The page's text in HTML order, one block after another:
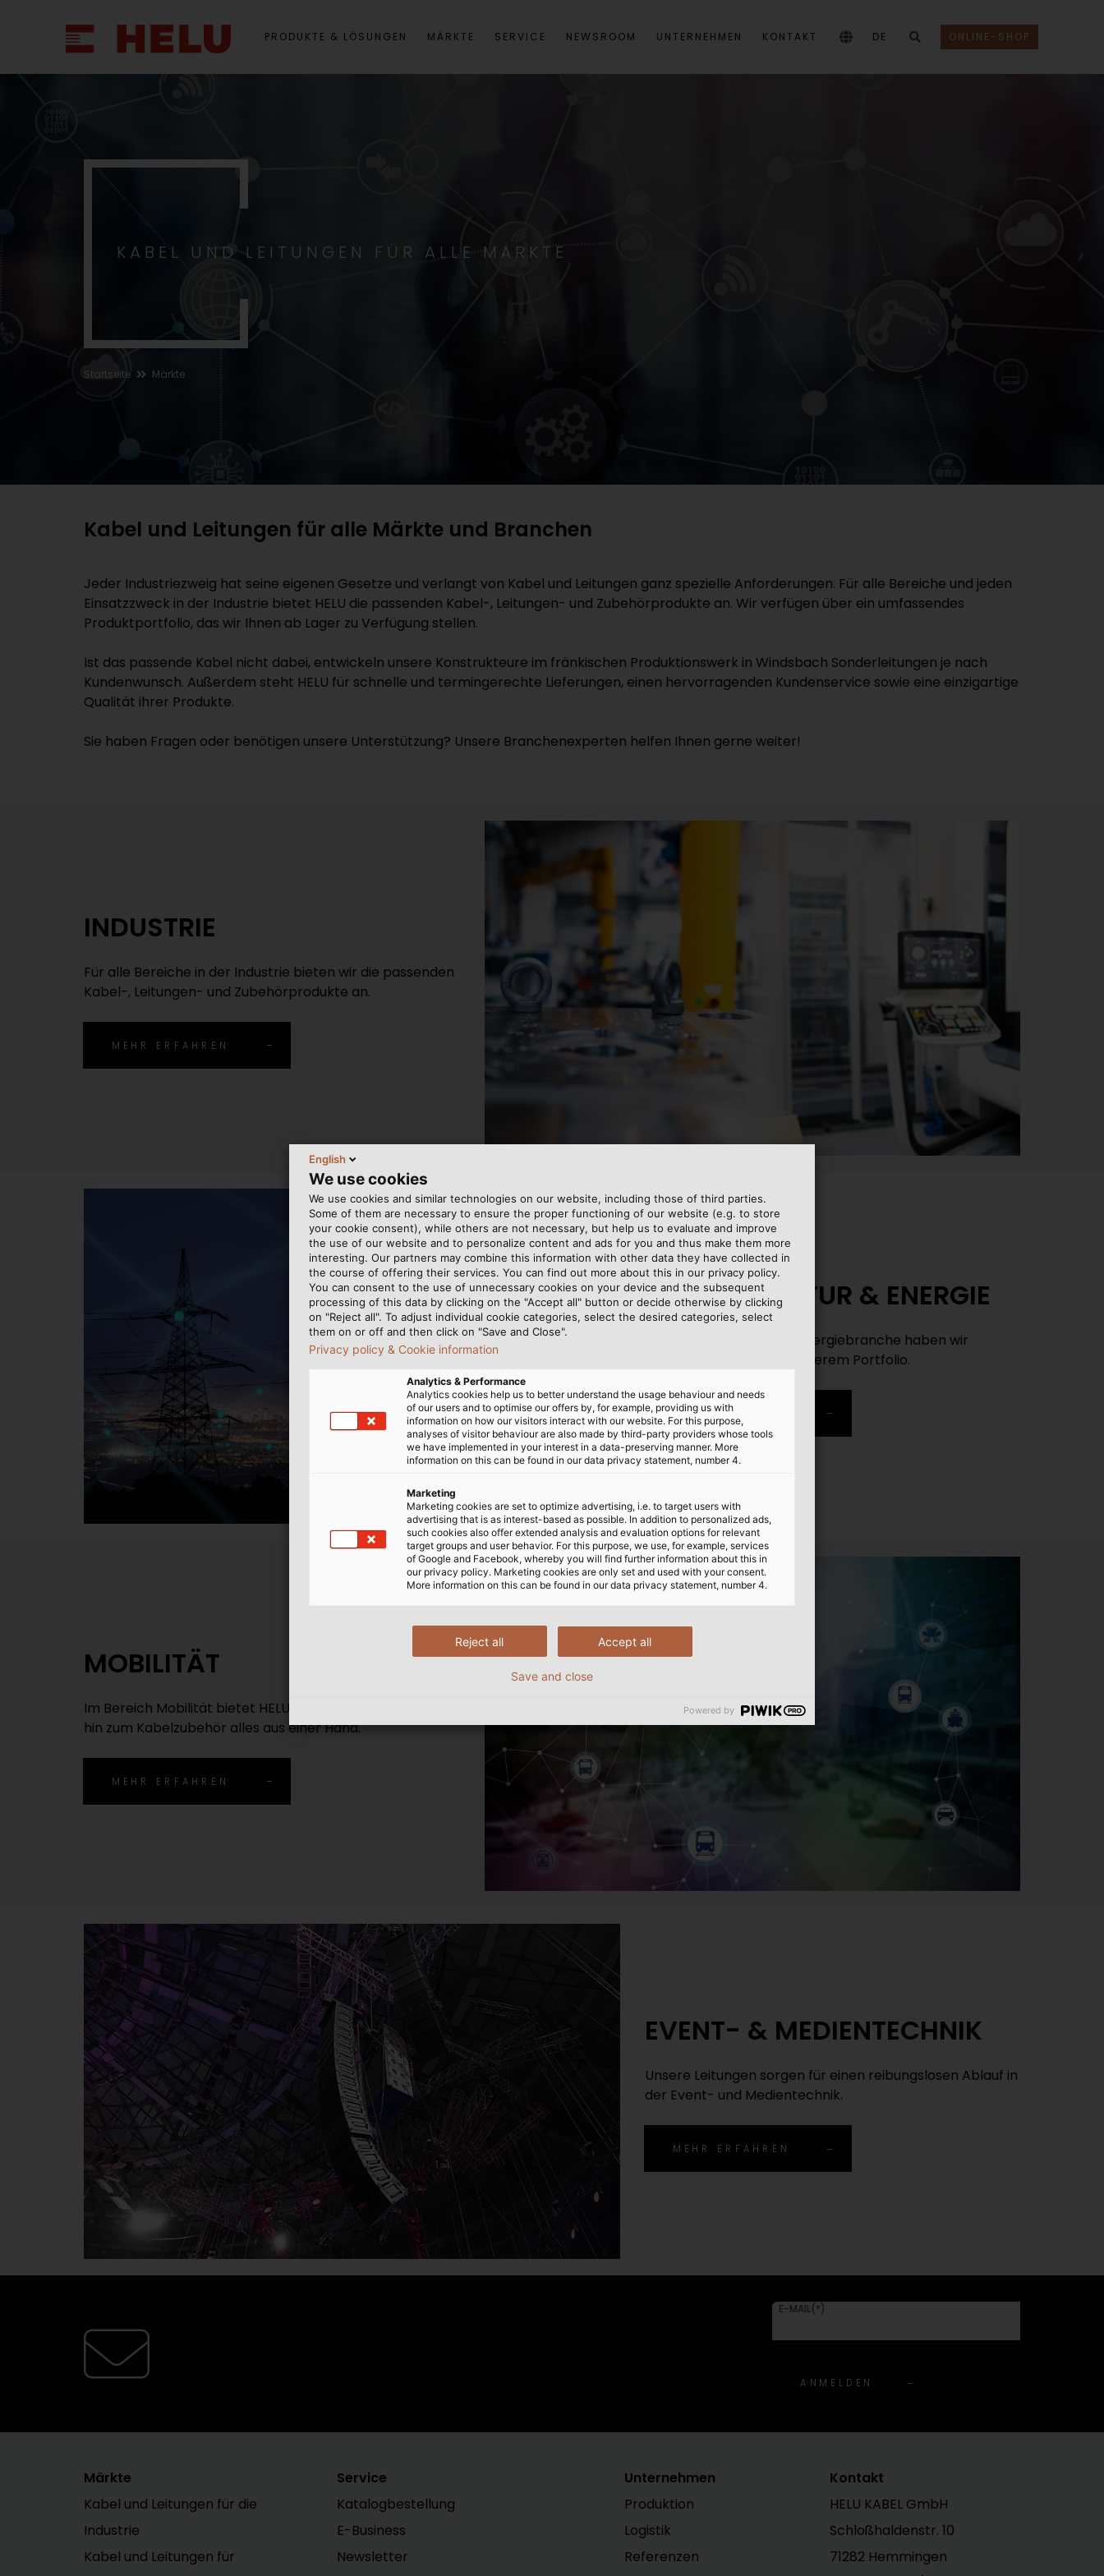
PRODUKTE & LÖSUNGEN MÄRKTE SERVICE NEWSROOM UNTERNEHMEN KONTAKT DE ONLINE-SHOP
KABEL UND LEITUNGEN FÜR ALLE MÄRKTE
Startseite Märkte
Kabel und Leitungen für alle Märkte und Branchen
Jeder Industriezweig hat seine eigenen Gesetze und verlangt von Kabel und Leitungen ganz spezielle Anforderungen. Für alle Bereiche und jeden
Einsatzzweck in der Industrie bietet HELU die passenden Kabel-, Leitungen- und Zubehörprodukte an. Wir verfügen über ein umfassendes
Produktportfolio, das wir Ihnen ab Lager zu Verfügung stellen.
Ist das passende Kabel nicht dabei, entwickeln unsere Konstrukteure im fränkischen Produktionswerk in Windsbach Sonderleitungen je nach
Kundenwunsch. Außerdem steht HELU für schnelle und termingerechte Lieferungen, einen hervorragenden Kundenservice sowie eine einzigartige
Qualität ihrer Produkte.
Sie haben Fragen oder benötigen unsere Unterstützung? Unsere Branchenexperten helfen Ihnen gerne weiter!
INDUSTRIE
Für alle Bereiche in der Industrie bieten wir die passenden
Kabel-, Leitungen- und Zubehörprodukte an.
MEHR ERFAHREN
INFRASTRUKTUR & ENERGIE
Für die Infrastruktur- & Energiebranche haben wir
geeignete Lösungen in unserem Portfolio.
MEHR ERFAHREN
MOBILITÄT
Im Bereich Mobilität bietet HELU Kabel und Leitungen bis
hin zum Kabelzubehör alles aus einer Hand.
MEHR ERFAHREN
EVENT- & MEDIENTECHNIK
Unsere Leitungen sorgen für einen reibungslosen Ablauf in
der Event- und Medientechnik.
MEHR ERFAHREN
E-MAIL(*)
ANMELDEN
Märkte
Kabel und Leitungen für die
Industrie
Kabel und Leitungen für
Service
Katalogbestellung
E-Business
Newsletter
Unternehmen
Produktion
Logistik
Referenzen
Kontakt
HELU KABEL GmbH
Schloßhaldenstr. 10
71282 Hemmingen
English
We use cookies
We use cookies and similar technologies on our website, including those of third parties.
Some of them are necessary to ensure the proper functioning of our website (e.g. to store
your cookie consent), while others are not necessary, but help us to evaluate and improve
the use of our website and to personalize content and ads for you and thus make them more
interesting. Our partners may combine this information with other data they have collected in
the course of offering their services. You can find out more about this in our privacy policy.
You can consent to the use of unnecessary cookies on your device and the subsequent
processing of this data by clicking on the "Accept all" button or decide otherwise by clicking
on "Reject all". To adjust individual cookie categories, select the desired categories, select
them on or off and then click on "Save and Close".
Privacy policy & Cookie information
Analytics & Performance
Analytics cookies help us to better understand the usage behaviour and needs
of our users and to optimise our offers by, for example, providing us with
information on how our visitors interact with our website. For this purpose,
analyses of visitor behaviour are also made by third-party providers whose tools
we have implemented in your interest in a data-preserving manner. More
information on this can be found in our data privacy statement, number 4.
Marketing
Marketing cookies are set to optimize advertising, i.e. to target users with
advertising that is as interest-based as possible. In addition to personalized ads,
such cookies also offer extended analysis and evaluation options for relevant
target groups and user behavior. For this purpose, we use, for example, services
of Google and Facebook, whereby you will find further information about this in
our privacy policy. Marketing cookies are only set and used with your consent.
More information on this can be found in our data privacy statement, number 4.
Accept all
Reject all
Save and close
Powered by